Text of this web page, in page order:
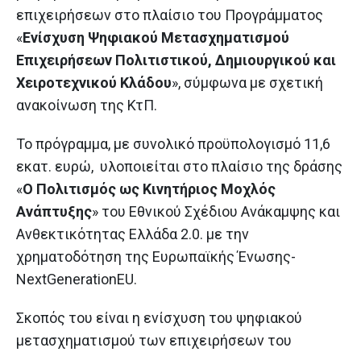
επιχειρήσεων στο πλαίσιο του Προγράμματος
«Ενίσχυση Ψηφιακού Μετασχηματισμού
Επιχειρήσεων Πολιτιστικού, Δημιουργικού και
Χειροτεχνικού Κλάδου», σύμφωνα με σχετική
ανακοίνωση της ΚτΠ.
Το πρόγραμμα, με συνολικό προϋπολογισμό 11,6
εκατ. ευρώ, υλοποιείται στο πλαίσιο της δράσης
«Ο Πολιτισμός ως Κινητήριος Μοχλός
Ανάπτυξης» του Εθνικού Σχέδιου Ανάκαμψης και
Ανθεκτικότητας Ελλάδα 2.0. με την
χρηματοδότηση της Ευρωπαϊκής Ένωσης-
NextGenerationEU.
Σκοπός του είναι η ενίσχυση του ψηφιακού
μετασχηματισμού των επιχειρήσεων του